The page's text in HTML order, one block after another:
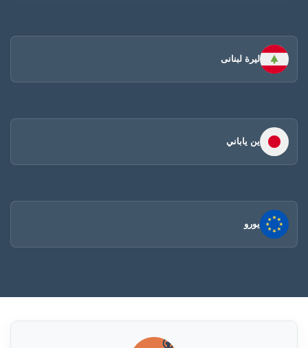
ليرة لبنانى
ين ياباني
يورو